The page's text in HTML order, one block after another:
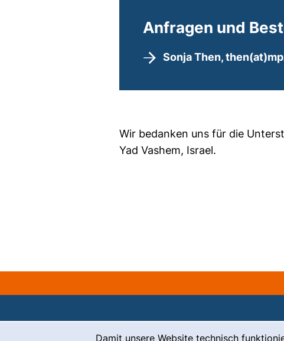
Damit unsere Website technisch
Anfragen und
Sonja Then,
Wir bedanken uns für die
Yad Vashem, Israel.